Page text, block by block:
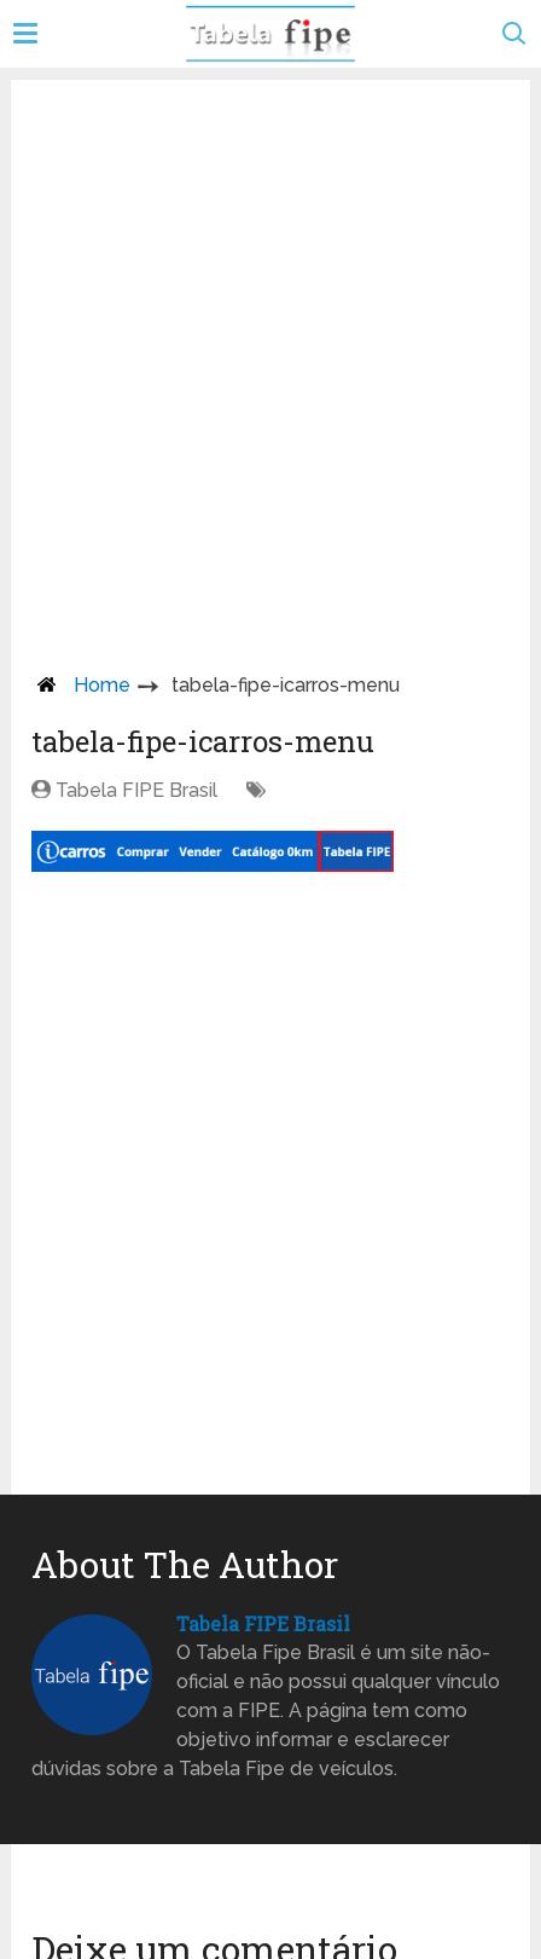
Home tabela-fipe-icarros-menu
tabela-fipe-icarros-menu
Tabela FIPE Brasil
About The Author
Tabela FIPE Brasil
O Tabela Fipe Brasil é um site não-
oficial e não possui qualquer vínculo
com a FIPE. A página tem como
objetivo informar e esclarecer
dúvidas sobre a Tabela Fipe de veículos.
Deixe um comentário